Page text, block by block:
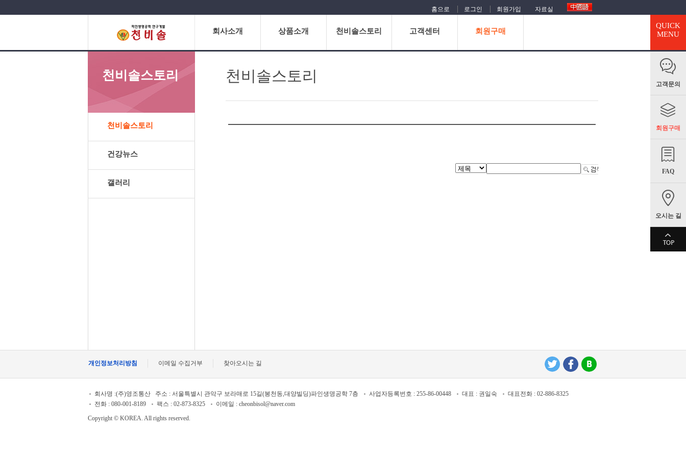
QUICK
MENU
고객문의
회원구매
FAQ
오시는 길
홈으로 로그인 회원가입 자료실
회사소개 상품소개 천비솔스토리 고객센터 회원구매
천비솔스토리
천비솔스토리
건강뉴스
갤러리
천비솔스토리
개인정보처리방침 이메일 수집거부 찾아오시는 길
회사명 :(주)영조통산 주소 : 서울특별시 관악구 보라매로 15길(봉천동,대양빌딩)파인생명공학 7층 사업자등록번호 : 255-86-00448 대표 : 권일숙
대표전화 : 02-886-8325
전화 : 080-001-8189
팩스 : 02-873-8325
이메일 : cheonbisol@naver.com
Copyright © KOREA. All rights reserved.